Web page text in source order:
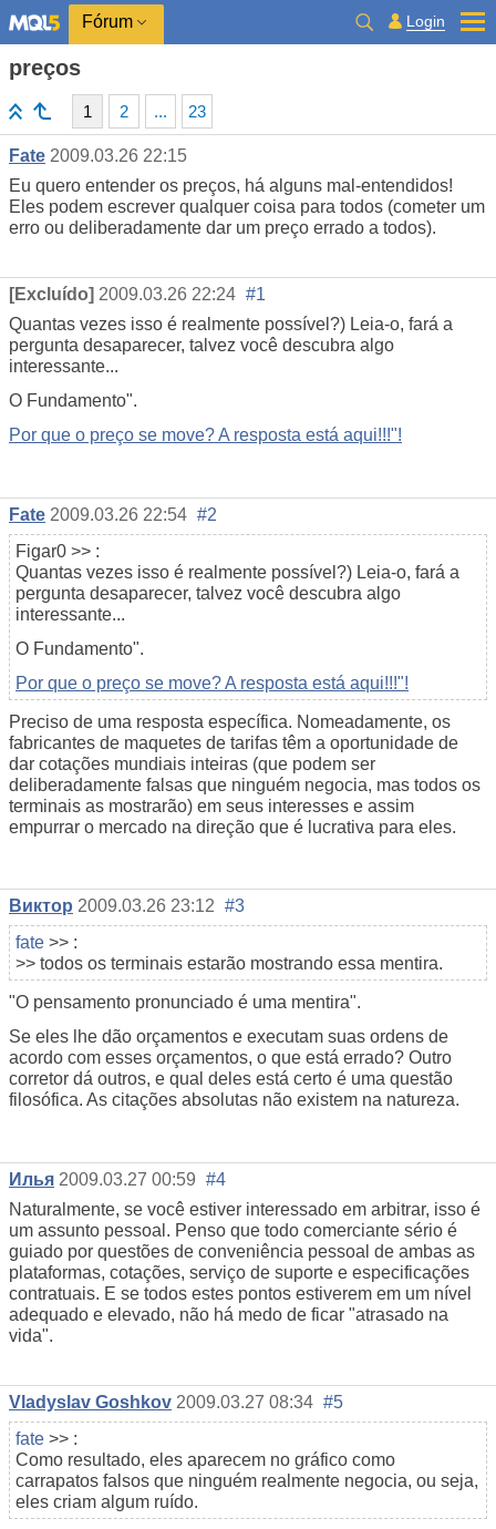
Fórum Login
preços
1 2 ... 23
Fate 2009.03.26 22:15
Eu quero entender os preços, há alguns mal-entendidos!
Eles podem escrever qualquer coisa para todos (cometer um
erro ou deliberadamente dar um preço errado a todos).
[Excluído] 2009.03.26 22:24 #1
Quantas vezes isso é realmente possível?) Leia-o, fará a
pergunta desaparecer, talvez você descubra algo
interessante...
O Fundamento".
Por que o preço se move? A resposta está aqui!!!"!
Fate 2009.03.26 22:54 #2
Figar0 >> :
Quantas vezes isso é realmente possível?) Leia-o, fará a
pergunta desaparecer, talvez você descubra algo
interessante...
O Fundamento".
Por que o preço se move? A resposta está aqui!!!"!
Preciso de uma resposta específica. Nomeadamente, os
fabricantes de maquetes de tarifas têm a oportunidade de
dar cotações mundiais inteiras (que podem ser
deliberadamente falsas que ninguém negocia, mas todos os
terminais as mostrarão) em seus interesses e assim
empurrar o mercado na direção que é lucrativa para eles.
Виктор 2009.03.26 23:12 #3
fate >> :
>> todos os terminais estarão mostrando essa mentira.
"O pensamento pronunciado é uma mentira".
Se eles lhe dão orçamentos e executam suas ordens de
acordo com esses orçamentos, o que está errado? Outro
corretor dá outros, e qual deles está certo é uma questão
filosófica. As citações absolutas não existem na natureza.
Илья 2009.03.27 00:59 #4
Naturalmente, se você estiver interessado em arbitrar, isso é
um assunto pessoal. Penso que todo comerciante sério é
guiado por questões de conveniência pessoal de ambas as
plataformas, cotações, serviço de suporte e especificações
contratuais. E se todos estes pontos estiverem em um nível
adequado e elevado, não há medo de ficar "atrasado na
vida".
Vladyslav Goshkov 2009.03.27 08:34 #5
fate >> :
Como resultado, eles aparecem no gráfico como
carrapatos falsos que ninguém realmente negocia, ou seja,
eles criam algum ruído.